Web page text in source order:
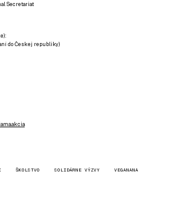
Secretariat
do Českej republiky)
ŠKOLSTVO SOLIDÁRNE VÝZVY VEGANANA